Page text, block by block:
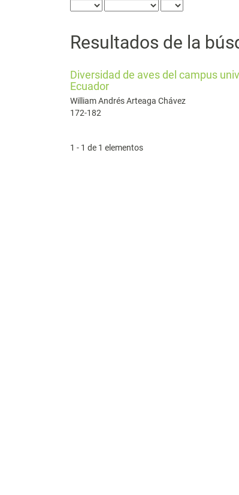
Resultados de la
Diversidad de aves del campus
Ecuador
William Andrés Arteaga Chávez
172-182
1 - 1 de 1 elementos